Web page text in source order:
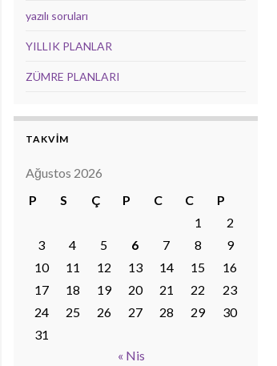
yazılı soruları
YILLIK PLANLAR
ZÜMRE PLANLARI
TAKVİM
Ağustos 2026
P
S Ç P C C
P
1
2
3
4 5 6 7 8
9
10
11 12 13 14 15
16
17
18 19 20 21 22
23
24
25 26 27 28 29
30
31
« Nis